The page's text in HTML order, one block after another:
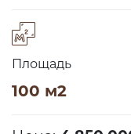
Площадь
100 м2